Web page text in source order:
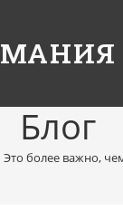
Блог
Это более важно,